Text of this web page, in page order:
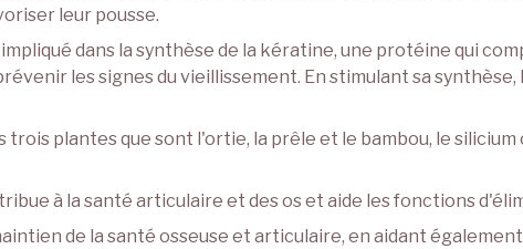
leur pousse.
dans la synthèse de la kératine, une protéine qui
les signes du vieillissement. En stimulant sa
trois plantes que sont l'ortie, la prêle et le bambou, le
à la santé articulaire et des os et aide les fonctions
de la santé osseuse et articulaire, en aidant